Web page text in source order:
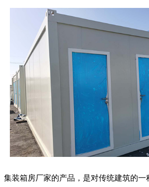
集装箱房厂家的产品，是对传统建筑的一